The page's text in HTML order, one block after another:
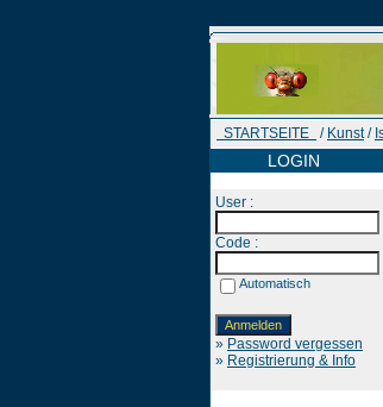
STARTSEITE / Kunst/
LOGIN
User :
Code :
Automatisch
» Password vergessen
» Registrierung & Info